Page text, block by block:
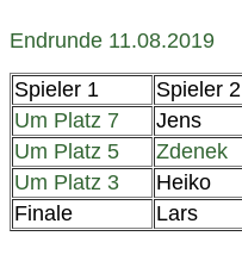
Endrunde 11.08.2019
Spieler 1 Spieler 2
Um Platz 7
Jens
Um Platz 5
Zdenek
Um Platz 3
Heiko
Finale
Lars